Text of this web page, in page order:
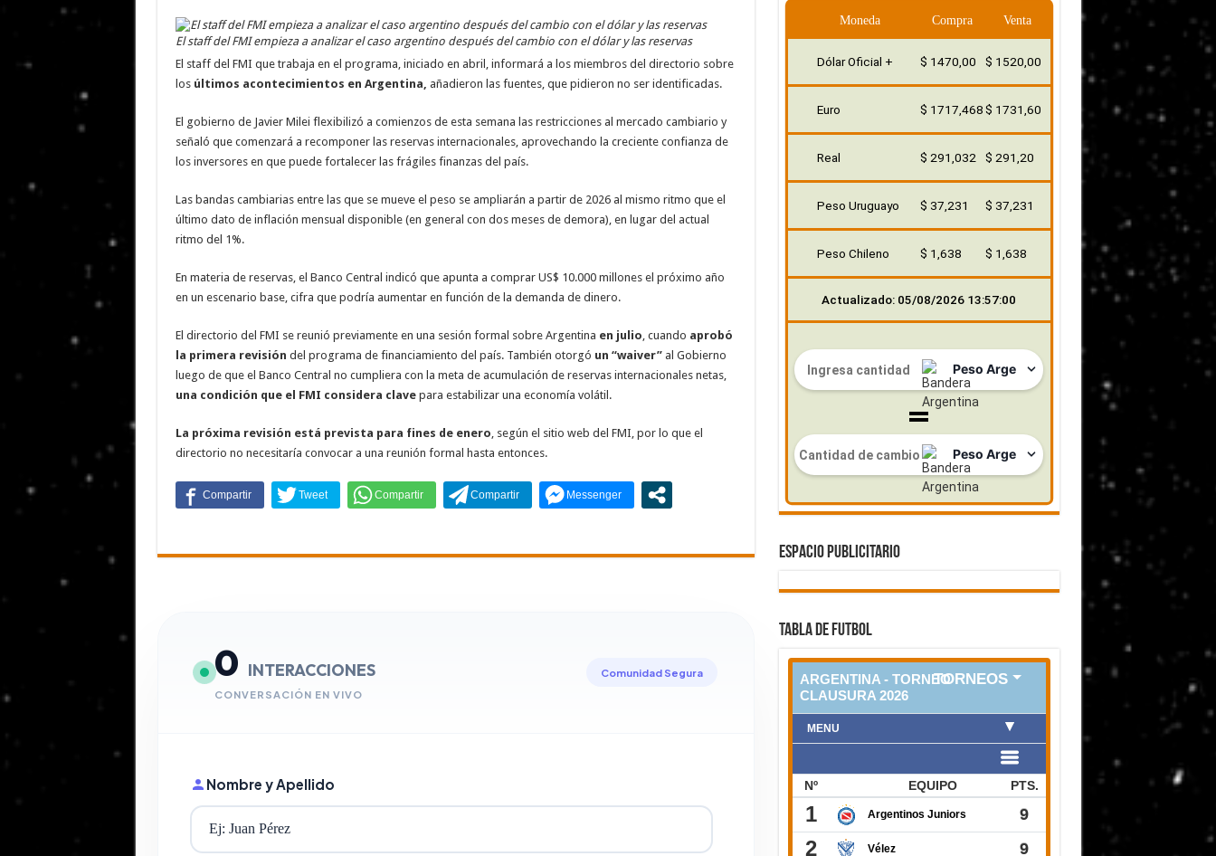
El staff del FMI empieza a analizar el caso argentino después del cambio con el dólar y las reservas
El staff del FMI que trabaja en el programa, iniciado en abril, informará a los miembros del directorio sobre
losúltimos acontecimientos en Argentina, añadieron las fuentes, que pidieron no ser identificadas.
El gobierno de Javier Milei flexibilizó a comienzos de esta semana las restricciones al mercado cambiario y
señaló que comenzará a recomponer las reservas internacionales, aprovechando la creciente confianza de
los inversores en que puede fortalecer las frágiles finanzas del país.
Las bandas cambiarias entre las que se mueve el peso se ampliarán a partir de 2026 al mismo ritmo que el
último dato de inflación mensual disponible (en general con dos meses de demora), en lugar del actual
ritmo del 1%.
En materia de reservas, el Banco Central indicó que apunta a comprar US$ 10.000 millones el próximo año
en un escenario base, cifra que podría aumentar en función de la demanda de dinero.
El directorio del FMI se reunió previamente en una sesión formal sobre Argentina en julio , cuando aprobó
la primera revisión del programa de financiamiento del país. También otorgó un “waiver”al Gobierno
luego de que el Banco Central no cumpliera con la meta de acumulación de reservas internacionales netas,
una condición que el FMI considera clavepara estabilizar una economía volátil.
La próxima revisión está prevista para fines de enero , según el sitio web del FMI, por lo que el
directorio no necesitaría convocar a una reunión formal hasta entonces.
0 INTERACCIONES
CONVERSACIÓN EN VIVO
Comunidad Segura
Nombre y Apellido
Moneda Compra Venta
Dólar Oficial + $ 1470,00 $ 1520,00
Euro $ 1717,468$ 1731,60
Real $ 291,032 $ 291,20
Peso Uruguayo $ 37,231 $ 37,231
Peso Chileno $ 1,638 $ 1,638
Actualizado: 05/08/2026 13:57:00
ESPACIO PUBLICITARIO
TABLA DE FUTBOL